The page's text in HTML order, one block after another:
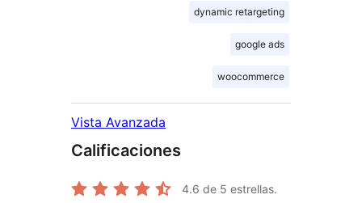
dynamic retargeting
google ads
woocommerce
Vista Avanzada
Calificaciones
4.6 de 5 estrellas.